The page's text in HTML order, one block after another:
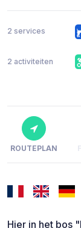
2 services
2 activiteiten
ROUTEPLAN
Hier in het bos